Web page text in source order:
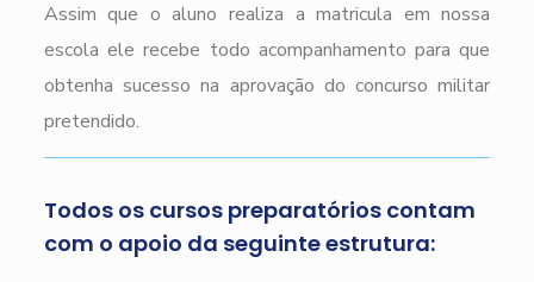
Assim que o aluno realiza a matricula em nossa
escola ele recebe todo acompanhamento para que
obtenha sucesso na aprovação do concurso militar
pretendido.
Todos os cursos preparatórios contam
com o apoio da seguinte estrutura: